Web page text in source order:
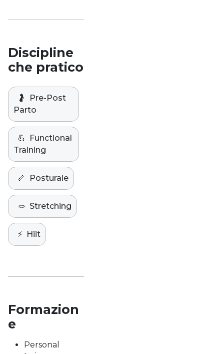
Discipline
che pratico
🤰
Pre-Post
Parto
💪
Functional
Training
🦴 Posturale
🪢 Stretching
⚡️ Hiit
Formazion
e
Personal